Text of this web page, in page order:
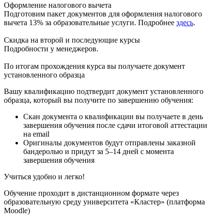
Оформление налогового вычета
Подготовим пакет документов для оформления налогового
вычета 13% за образовательные услуги. Подробнее здесь.
Скидка на второй и последующие курсы
Подробности у менеджеров.
По итогам прохождения курса вы получаете документ
установленного образца
Вашу квалификацию подтвердит документ установленного
образца, который вы получите по завершению обучения:
Скан документа о квалификации вы получаете в день
завершения обучения после сдачи итоговой аттестации
на email
Оригиналы документов будут отправлены заказной
бандеролью и придут за 5–14 дней с момента
завершения обучения
Учиться удобно и легко!
Обучение проходит в дистанционном формате через
образовательную среду университета «Кластер» (платформа
Moodle)